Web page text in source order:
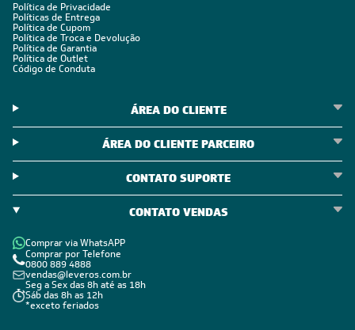
Política de Privacidade
Políticas de Entrega
Política de Cupom
Política de Troca e Devolução
Política de Garantia
Política de Outlet
Código de Conduta
ÁREA DO CLIENTE
ÁREA DO CLIENTE PARCEIRO
CONTATO SUPORTE
CONTATO VENDAS
Comprar via WhatsAPP
Comprar por Telefone
0800 889 4888
vendas@leveros.com.br
Seg a Sex das 8h até as 18h
Sáb das 8h as 12h
*exceto feriados